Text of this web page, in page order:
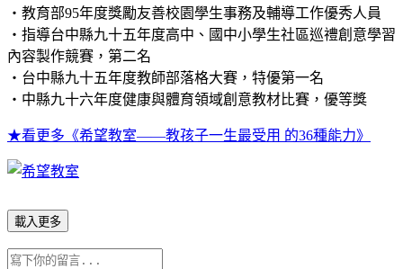
‧教育部95年度獎勵友善校園學生事務及輔導工作優秀人員
‧指導台中縣九十五年度高中、國中小學生社區巡禮創意學習
內容製作競賽，第二名
‧台中縣九十五年度教師部落格大賽，特優第一名
‧中縣九十六年度健康與體育領域創意教材比賽，優等獎
★看更多《希望教室——教孩子一生最受用 的36種能力》
載入更多